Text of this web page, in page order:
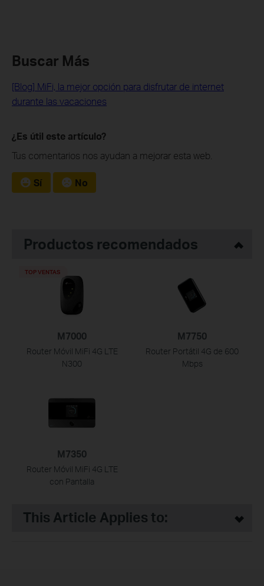
Buscar Más
[Blog] MiFi, la mejor opción para disfrutar de internet
durante las vacaciones
¿Es útil este artículo?
Tus comentarios nos ayudan a mejorar esta web.
Sí No
Productos recomendados
M7000
Router Móvil MiFi 4G LTE
N300
TOP VENTAS
M7750
Router Portátil 4G de 600
Mbps
M7350
Router Móvil MiFi 4G LTE
con Pantalla
This Article Applies to: